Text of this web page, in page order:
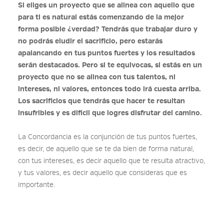
Si eliges un proyecto que se alinea con aquello que
para ti es natural estás comenzando de la mejor
forma posible ¿verdad? Tendrás que trabajar duro y
no podrás eludir el sacrificio, pero estarás
apalancando en tus puntos fuertes y los resultados
serán destacados. Pero si te equivocas, si estás en un
proyecto que no se alinea con tus talentos, ni
intereses, ni valores, entonces todo irá cuesta arriba.
Los sacrificios que tendrás que hacer te resultan
insufribles y es difícil que logres disfrutar del camino.
La Concordancia es la conjunción de tus puntos fuertes,
es decir, de aquello que se te da bien de forma natural,
con tus intereses, es decir aquello que te resulta atractivo,
y tus valores, es decir aquello que consideras que es
importante.